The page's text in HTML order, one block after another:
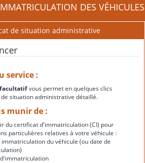
DES VÉHICULES
de situation administrative
service :
facultatifvous permet en quelques clics
situation administrative détaillé.
munir de :
du certificat d'immatriculation (CI) pour
particulières relatives à votre véhicule :
du véhicule (ou date de